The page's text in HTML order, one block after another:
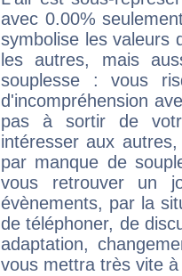
avec 0.00%
symbolise les valeurs
les autres, mais
souplesse : vous
d'incompréhension
pas à sortir de
intéresser aux
par manque de
vous retrouver un
évènements, par la
de téléphoner, de
adaptation,
vous mettra très vite